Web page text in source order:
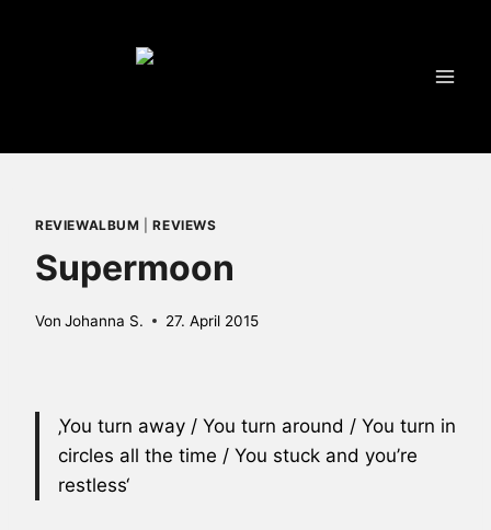
REVIEWALBUM |REVIEWS
Supermoon
Von Johanna S. 27. April 2015
‚You turn away / You turn around / You turn in
circles all the time / You stuck and you’re
restless‘